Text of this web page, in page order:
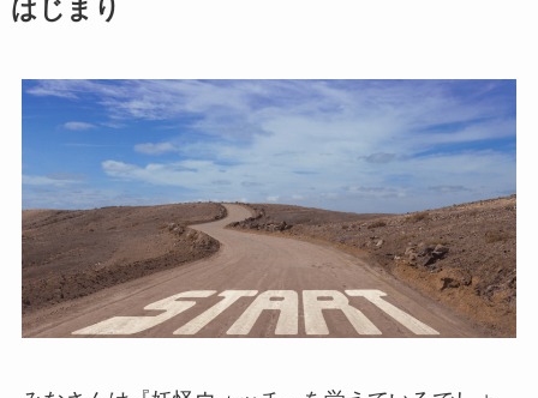
はじまり